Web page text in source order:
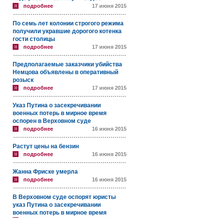
подробнее 17 июня 2015
По семь лет колонии строгого режима
получили укравшие дорогого котенка
гости столицы
подробнее 17 июня 2015
Предполагаемые заказчики убийства
Немцова объявлены в оперативный
розыск
подробнее 17 июня 2015
Указ Путина о засекречивании
военных потерь в мирное время
оспорен в Верховном суде
подробнее 16 июня 2015
Растут цены на бензин
подробнее 16 июня 2015
Жанна Фриске умерла
подробнее 16 июня 2015
В Верховном суде оспорят юристы
указ Путина о засекречивании
военных потерь в мирное время